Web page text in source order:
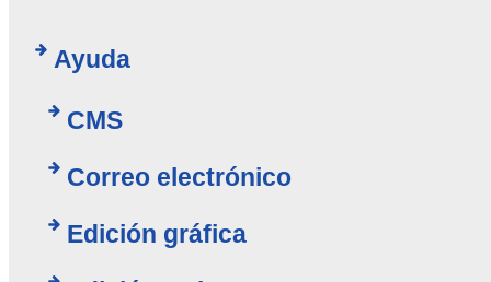
Ayuda
CMS
Correo electrónico
Edición gráfica